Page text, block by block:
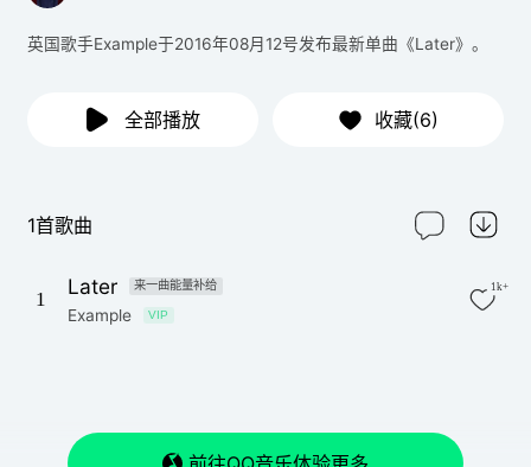
英国歌手Example于2016年08月12号发布最新单曲《Later》。
全部播放 收藏(6)
1首歌曲
1
Later 来一曲能量补给
Example VIP
1k+